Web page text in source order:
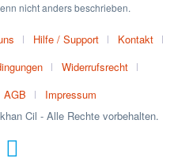
nicht anders beschrieben.
Hilfe / Support
Kontakt
Widerrufsrecht
AGB
Impressum
Cil - Alle Rechte vorbehalten.